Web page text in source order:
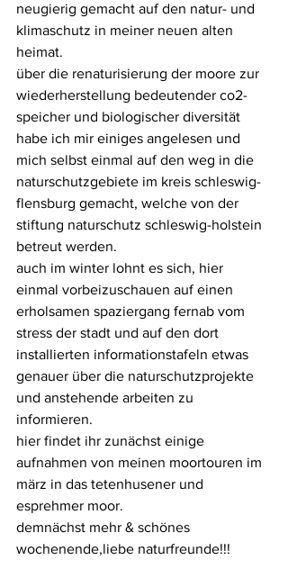
neugierig gemacht auf den natur- und
klimaschutz in meiner neuen alten
heimat.
über die renaturisierung der moore zur
wiederherstellung bedeutender co2-
speicher und biologischer diversität
habe ich mir einiges angelesen und
mich selbst einmal auf den weg in die
naturschutzgebiete im kreis schleswig-
flensburg gemacht, welche von der
stiftung naturschutz schleswig-holstein
betreut werden.
auch im winter lohnt es sich, hier
einmal vorbeizuschauen auf einen
erholsamen spaziergang fernab vom
stress der stadt und auf den dort
installierten informationstafeln etwas
genauer über die naturschutzprojekte
und anstehende arbeiten zu
informieren.
hier findet ihr zunächst einige
aufnahmen von meinen moortouren im
märz in das tetenhusener und
esprehmer moor.
demnächst mehr & schönes
wochenende,liebe naturfreunde!!!